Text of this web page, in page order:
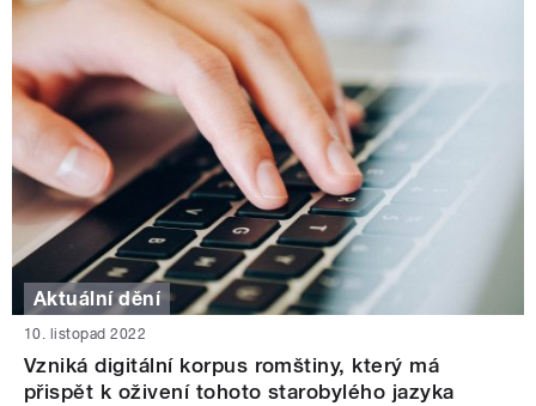
Aktuální dění
10. listopad 2022
Vzniká digitální korpus romštiny, který má
přispět k oživení tohoto starobylého jazyka